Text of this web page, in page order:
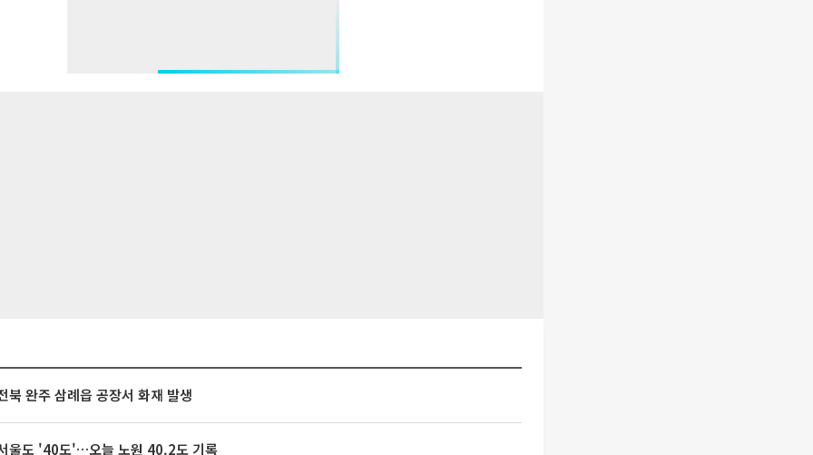
북 완주 삼례읍 공장서 화재 발생
울도 '40도'…오늘 노원 40.2도 기록